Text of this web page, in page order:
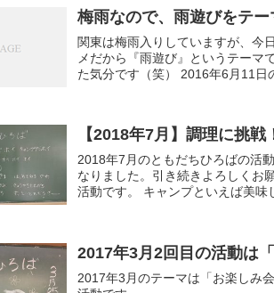
梅雨なので、雨遊びをテー
関東は梅雨入りしていますが、今
メだから『雨遊び』というテーマ
た気分です（笑） 2016年6月11日
【2018年7月】調理に挑
2018年7月のともだちひろばの活
なりました。引き続きよろしくお
活動です。 キャンプといえば美
2017年3月2回目の活動は
2017年3月のテーマは「お楽しみ